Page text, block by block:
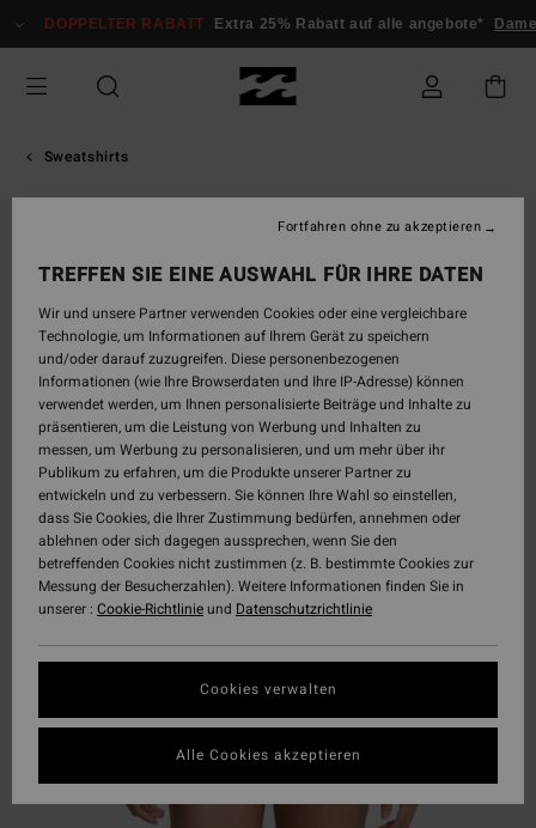
zur
springen
DOPPELTER RABATT Extra 25% Rabatt auf alle angebote* Damen
Sweatshirts
TREFFEN SIE EINE AUSWAHL FÜR IHRE DATEN
Wir und unsere Partner verwenden Cookies oder eine vergleichbare
Technologie, um Informationen auf Ihrem Gerät zu speichern
und/oder darauf zuzugreifen. Diese personenbezogenen
Informationen (wie Ihre Browserdaten und Ihre IP-Adresse) können
verwendet werden, um Ihnen personalisierte Beiträge und Inhalte zu
präsentieren, um die Leistung von Werbung und Inhalten zu
messen, um Werbung zu personalisieren, und um mehr über ihr
Publikum zu erfahren, um die Produkte unserer Partner zu
entwickeln und zu verbessern. Sie können Ihre Wahl so einstellen,
dass Sie Cookies, die Ihrer Zustimmung bedürfen, annehmen oder
ablehnen oder sich dagegen aussprechen, wenn Sie den
betreffenden Cookies nicht zustimmen (z. B. bestimmte Cookies zur
Messung der Besucherzahlen). Weitere Informationen finden Sie in
unserer : Cookie-Richtlinieund Datenschutzrichtlinie
Cookies verwalten
Fortfahren ohne zu akzeptieren
Alle Cookies akzeptieren